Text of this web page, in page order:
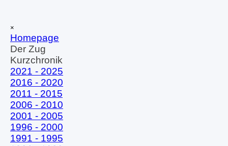
×
Homepage
Der Zug
Kurzchronik
2021 - 2025
2016 - 2020
2011 - 2015
2006 - 2010
2001 - 2005
1996 - 2000
1991 - 1995